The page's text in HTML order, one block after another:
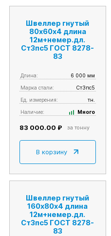
Швеллер гнутый
80х60х4 длина
12м+немер.дл.
Ст3пс5 ГОСТ 8278-
83
Длина:
6 000 мм
Марка стали:
Ст3пс5
Ед. измерения:
тн.
Наличие:
Много
83 000.00 ₽ за тонну
В корзину
Швеллер гнутый
160х80х4 длина
12м+немер.дл.
Ст3пс5 ГОСТ 8278-
83